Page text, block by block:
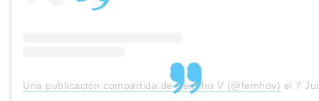
Una publicación compartida de Fem-ho V (@femhov) el 7 Jun,